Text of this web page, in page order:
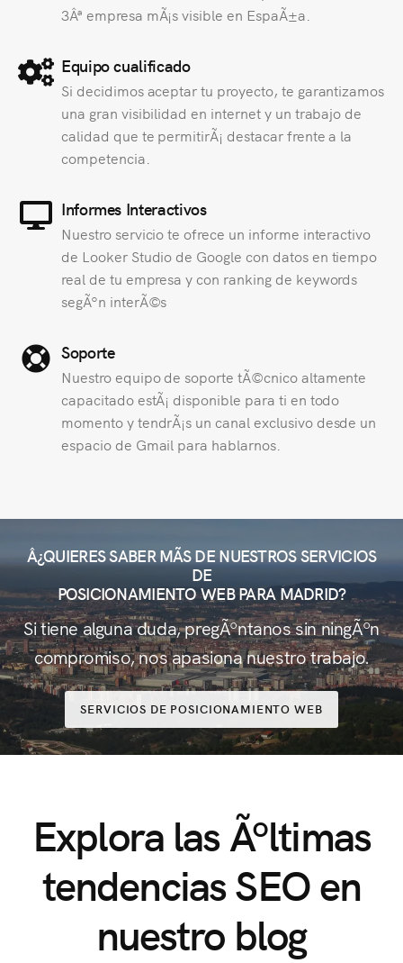
3Âª empresa mÃ¡s visible en EspaÃ±a.
Equipo cualificado
Si decidimos aceptar tu proyecto, te garantizamos
una gran visibilidad en internet y un trabajo de
calidad que te permitirÃ¡ destacar frente a la
competencia.
Informes Interactivos
Nuestro servicio te ofrece un informe interactivo
de Looker Studio de Google con datos en tiempo
real de tu empresa y con ranking de keywords
segÃºn interÃ©s
Soporte
Nuestro equipo de soporte tÃ©cnico altamente
capacitado estÃ¡ disponible para ti en todo
momento y tendrÃ¡s un canal exclusivo desde un
espacio de Gmail para hablarnos.
Â¿QUIERES SABER MÃS DE NUESTROS SERVICIOS
DE
POSICIONAMIENTO WEB PARA MADRID?
Si tiene alguna duda, pregÃºntanos sin ningÃºn
compromiso, nos apasiona nuestro trabajo.
SERVICIOS DE POSICIONAMIENTO WEB
Explora las Ãºltimas
tendencias SEO en
nuestro blog